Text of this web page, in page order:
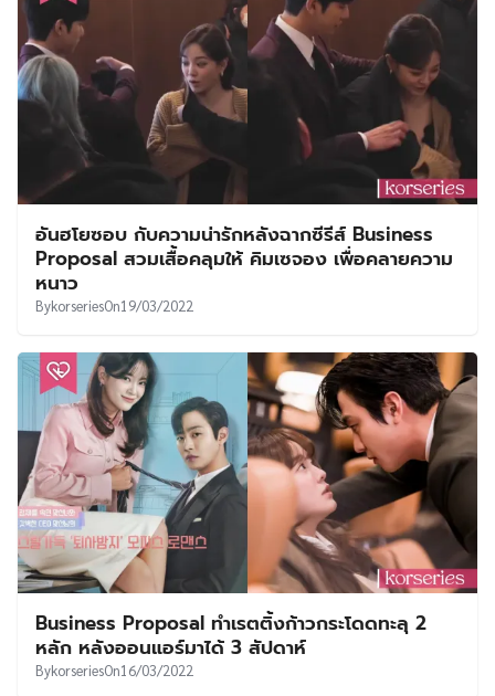
อันฮโยซอบ กับความน่ารักหลังฉากซีรีส์ Business
Proposal สวมเสื้อคลุมให้ คิมเซจอง เพื่อคลายความ
หนาว
BykorseriesOn19/03/2022
Business Proposal ทำเรตติ้งก้าวกระโดดทะลุ 2
หลัก หลังออนแอร์มาได้ 3 สัปดาห์
BykorseriesOn16/03/2022